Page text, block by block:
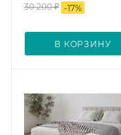
30 200₽ -17%
В КОРЗИНУ